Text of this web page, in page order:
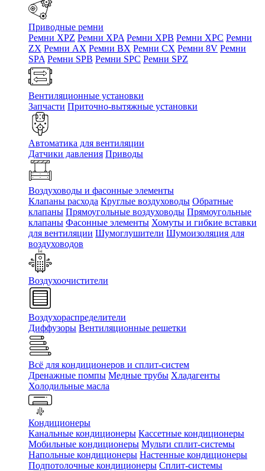
Приводные ремни
Ремни XPZ Ремни XPA Ремни XPB Ремни XPC Ремни
ZX Ремни AX Ремни BX Ремни CX Ремни 8V Ремни
SPA Ремни SPB Ремни SPC Ремни SPZ
Вентиляционные установки
Запчасти Приточно-вытяжные установки
Автоматика для вентиляции
Датчики давления Приводы
Воздуховоды и фасонные элементы
Клапаны расхода Круглые воздуховоды Обратные
клапаны Прямоугольные воздуховоды Прямоугольные
клапаны Фасонные элементы Хомуты и гибкие вставки
для вентиляции Шумоглушители Шумоизоляция для
воздуховодов
Воздухоочистители
Воздухораспределители
Диффузоры Вентиляционные решетки
Всё для кондиционеров и сплит-систем
Дренажные помпы Медные трубы Хладагенты
Холодильные масла
Кондиционеры
Канальные кондиционеры Кассетные кондиционеры
Мобильные кондиционеры Мульти сплит-системы
Напольные кондиционеры Настенные кондиционеры
Подпотолочные кондиционеры Сплит-системы